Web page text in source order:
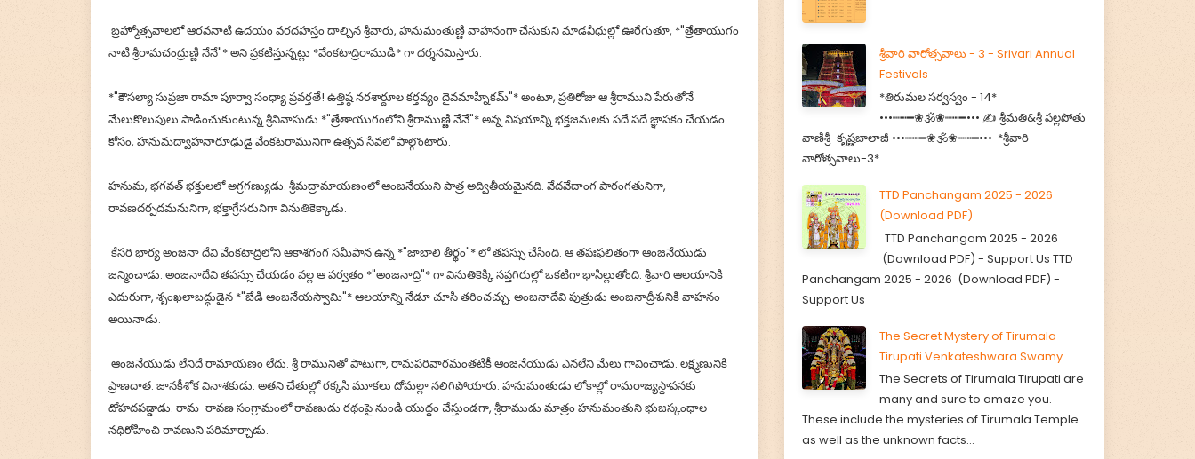
బ్రహ్మోత్సవాలలో ఆరవనాటి ఉదయం వరదహస్తం దాల్చిన శ్రీవారు, హనుమంతుణ్ణి వాహనంగా చేసుకుని మాడవీధుల్లో ఊరేగుతూ, *"త్రేతాయుగం
నాటి శ్రీరామచంద్రుణ్ణి నేనే"* అని ప్రకటిస్తున్నట్లు *వేంకటాద్రిరాముడి* గా దర్శనమిస్తారు.
*"కౌసల్యా సుప్రజా రామా పూర్వా సంధ్యా ప్రవర్తతే! ఉత్తిష్ఠ నరశార్దూల కర్తవ్యం దైవమాహ్నికమ్"* అంటూ, ప్రతిరోజు ఆ శ్రీరాముని పేరుతోనే
మేలుకొలుపులు పాడించుకుంటున్న శ్రీనివాసుడు *"త్రేతాయుగంలోని శ్రీరాముణ్ణి నేనే"* అన్న విషయాన్ని భక్తజనులకు పదే పదే జ్ఞాపకం చేయడం
కోసం, హనుమద్వాహనారూఢుడై వేంకటరామునిగా ఉత్సవ సేవలో పాల్గొంటారు.
హనుమ, భగవత్ భక్తులలో అగ్రగణ్యుడు. శ్రీమద్రామాయణంలో ఆంజనేయుని పాత్ర అద్వితీయమైనది. వేదవేదాంగ పారంగతునిగా,
రావణదర్పదమనునిగా, భక్తాగ్రేసరునిగా వినుతికెక్కాడు.
కేసరి భార్య అంజనా దేవి వేంకటాద్రిలోని ఆకాశగంగ సమీపాన ఉన్న *"జాబాలి తీర్థం"* లో తపస్సు చేసింది. ఆ తపఃఫలితంగా ఆంజనేయుడు
జన్మించాడు. అంజనాదేవి తపస్సు చేయడం వల్ల ఆ పర్వతం *"అంజనాద్రి"* గా వినుతికెక్కి సప్తగిరుల్లో ఒకటిగా భాసిల్లుతోంది. శ్రీవారి ఆలయానికి
ఎదురుగా, శృంఖలాబద్ధుడైన *"బేడి ఆంజనేయస్వామి"* ఆలయాన్ని నేడూ చూసి తరించచ్చు. అంజనాదేవి పుత్రుడు అంజనాద్రీశునికి వాహనం
అయినాడు.
ఆంజనేయుడు లేనిదే రామాయణం లేదు. శ్రీ రామునితో పాటుగా, రామపరివారమంతటికీ ఆంజనేయుడు ఎనలేని మేలు గావించాడు. లక్ష్మణునికి
ప్రాణదాత. జానకీశోక వినాశకుడు. అతని చేతుల్లో రక్కసి మూకలు దోమల్లా నలిగిపోయారు. హనుమంతుడు లోకాల్లో రామరాజ్యస్థాపనకు
దోహదపడ్డాడు. రామ-రావణ సంగ్రామంలో రావణుడు రథంపై నుండి యుద్ధం చేస్తుండగా, శ్రీరాముడు మాత్రం హనుమంతుని భుజస్కంధాల
నధిరోహించి రావణుని పరిమార్చాడు.
శ్రీవారి వారోత్సవాలు - 3 - Srivari Annual
Festivals
*తిరుమల సర్వస్వం - 14*
•••┉┅━❀🕉️❀┉┅━••• ✍️ శ్రీమతి&శ్రీ పల్లపోతు
వాణిశ్రీ-కృష్ణబాలాజీ •••┉┅━❀🕉️❀┉┅━••• *శ్రీవారి
వారోత్సవాలు-3* ...
TTD Panchangam 2025 - 2026
(Download PDF)
TTD Panchangam 2025 - 2026
(Download PDF) - Support Us TTD
Panchangam 2025 - 2026 (Download PDF) -
Support Us
The Secret Mystery of Tirumala
Tirupati Venkateshwara Swamy
The Secrets of Tirumala Tirupati are
many and sure to amaze you.
These include the mysteries of Tirumala Temple
as well as the unknown facts...